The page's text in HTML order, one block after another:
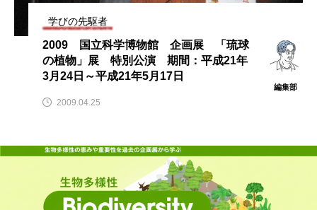
学びの先駆者
2009 国立科学博物館 企画展 「琉球
の植物」展 特別公演 期間：平成21年
3月24日～平成21年5月17日
編集部
2009.04.25